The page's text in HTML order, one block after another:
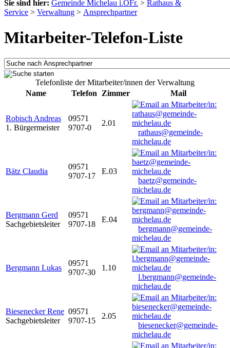
Sie sind hier: Gemeinde Michelau i.OFr. > Rathaus &
Service > Verwaltung > Ansprechpartner
Mitarbeiter-Telefon-Liste
Telefonliste der Mitarbeiter/innen der Verwaltung
Name
Telefon Zimmer Mail
Robisch Andreas
1. Bürgermeister
09571
9707-0
2.01
rathaus@gemeinde-
michelau.de
Bätz Claudia
09571
9707-17
E.03
baetz@gemeinde-
michelau.de
Bergmann Gerd
Sachgebietsleiter
09571
9707-18
E.04
bergmann@gemeinde-
michelau.de
Bergmann Lukas
09571
9707-30
1.10
l.bergmann@gemeinde-
michelau.de
Biesenecker Rene
Sachgebietsleiter
09571
9707-15
2.05
biesenecker@gemeinde-
michelau.de